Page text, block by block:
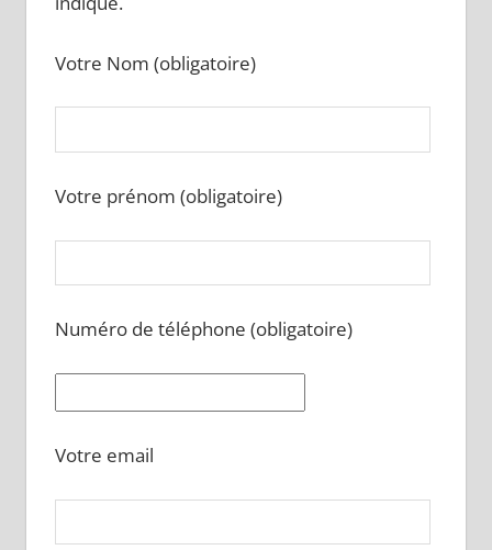
Votre Nom (obligatoire)
Votre prénom (obligatoire)
Numéro de téléphone (obligatoire)
Votre email